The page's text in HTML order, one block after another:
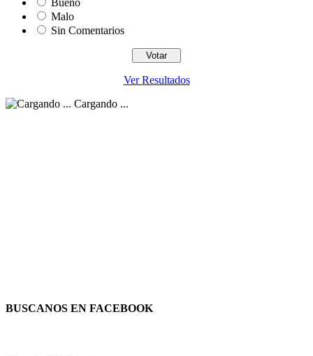
Malo
Sin Comentarios
Ver Resultados
Cargando ...
BUSCANOS EN FACEBOOK